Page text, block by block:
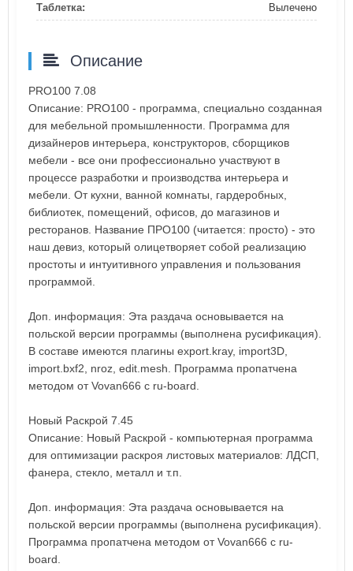
Таблетка: Вылечено
Описание
PRO100 7.08
Описание: PRO100 - программа, специально созданная
для мебельной промышленности. Программа для
дизайнеров интерьера, конструкторов, сборщиков
мебели - все они профессионально участвуют в
процессе разработки и производства интерьера и
мебели. От кухни, ванной комнаты, гардеробных,
библиотек, помещений, офисов, до магазинов и
ресторанов. Название ПРО100 (читается: просто) - это
наш девиз, который олицетворяет собой реализацию
простоты и интуитивного управления и пользования
программой.
Доп. информация: Эта раздача основывается на
польской версии программы (выполнена русификация).
В составе имеются плагины export.kray, import3D,
import.bxf2, nroz, edit.mesh. Программа пропатчена
методом от Vovan666 с ru-board.
Новый Раскрой 7.45
Описание: Новый Раскрой - компьютерная программа
для оптимизации раскроя листовых материалов: ЛДСП,
фанера, стекло, металл и т.п.
Доп. информация: Эта раздача основывается на
польской версии программы (выполнена русификация).
Программа пропатчена методом от Vovan666 с ru-
board.